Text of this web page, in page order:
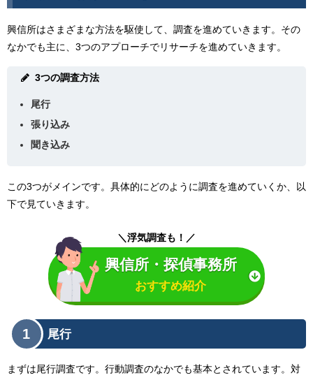
興信所はさまざまな方法を駆使して、調査を進めていきます。その
なかでも主に、3つのアプローチでリサーチを進めていきます。
3つの調査方法
尾行
張り込み
聞き込み
この3つがメインです。具体的にどのように調査を進めていくか、以
下で見ていきます。
＼浮気調査も！／
興信所・探偵事務所
おすすめ紹介
1 尾行
まずは尾行調査です。行動調査のなかでも基本とされています。対